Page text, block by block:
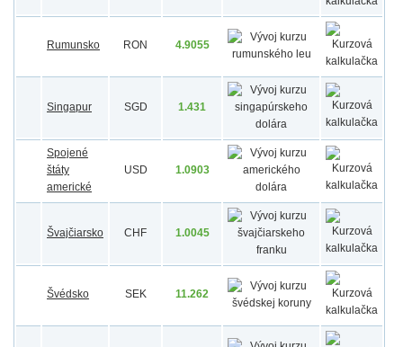
Rumunsko RON 4.9055
Singapur SGD 1.431
Spojené
štáty
americké
USD 1.0903
Švajčiarsko CHF 1.0045
Švédsko SEK 11.262